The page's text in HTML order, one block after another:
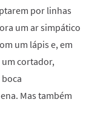
por linhas
um ar simpático
um lápis e, em
um cortador,
Mas também